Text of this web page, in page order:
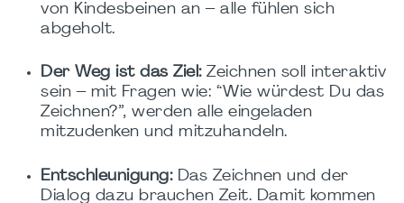
von Kindesbeinen an – alle fühlen sich
abgeholt.
Der Weg ist das Ziel: Zeichnen soll interaktiv
sein – mit Fragen wie: “Wie würdest Du das
Zeichnen?”, werden alle eingeladen
mitzudenken und mitzuhandeln.
Entschleunigung: Das Zeichnen und der
Dialog dazu brauchen Zeit. Damit kommen